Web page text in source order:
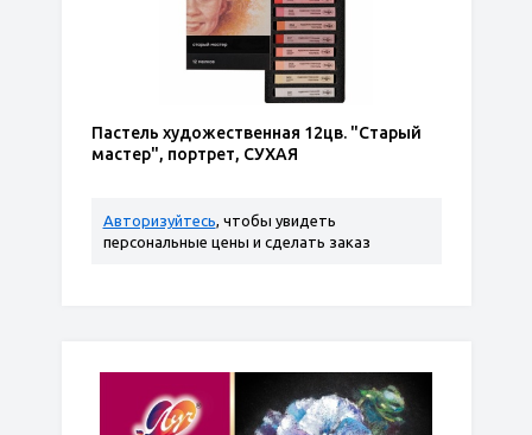
Пастель художественная 12цв. "Старый
мастер", портрет, СУХАЯ
Авторизуйтесь, чтобы увидеть
персональные цены и сделать заказ